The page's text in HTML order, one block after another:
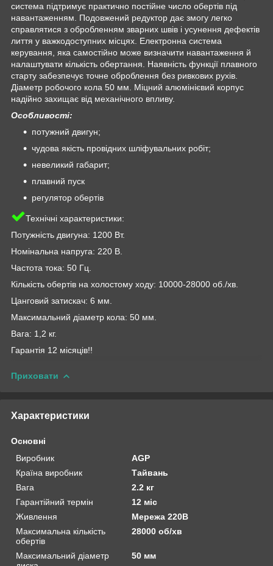
система підтримує практично постійне число обертів під
навантаженням. Подовжений редуктор дає змогу легко
справлятися з обробленням зварних швів і усунення дефектів
лиття у важкодоступних місцях. Електронна система
керування, яка самостійно може визначити навантаження й
налаштувати кількість обертання. Наявність функції плавного
старту забезпечує точне оброблення без ривкових рухів.
Діаметр робочого кола 50 мм. Міцний алюмінієвий корпус
надійно захищає від механічного впливу.
Особливості:
потужний двигун;
чудова якість провідних шліфувальних робіт;
невеликий габарит;
плавний пуск
регулятор обертів
Технічні характеристики:
Потужність двигуна: 1200 Вт.
Номінальна напруга: 220 В.
Частота тока: 50 Гц.
Кількість обертів на холостому ходу: 10000-28000 об./хв.
Цанговий затискач: 6 мм.
Максимальний діаметр кола: 50 мм.
Вага: 1,2 кг.
Гарантія 12 місяців!!
Приховати
Характеристики
Основні
Виробник
AGP
Країна виробник
Тайвань
Вага
2.2 кг
Гарантійний термін
12 міс
Живлення
Мережа 220В
Максимальна кількість
обертів
28000 об/хв
Максимальний діаметр
50 мм